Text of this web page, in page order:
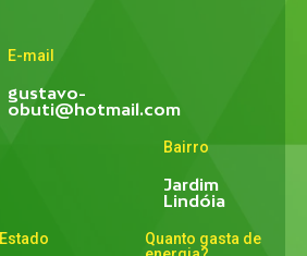
E-mail
gustavo-
obuti@hotmail.com
Bairro
Jardim
Lindóia
Estado
Quanto gasta de